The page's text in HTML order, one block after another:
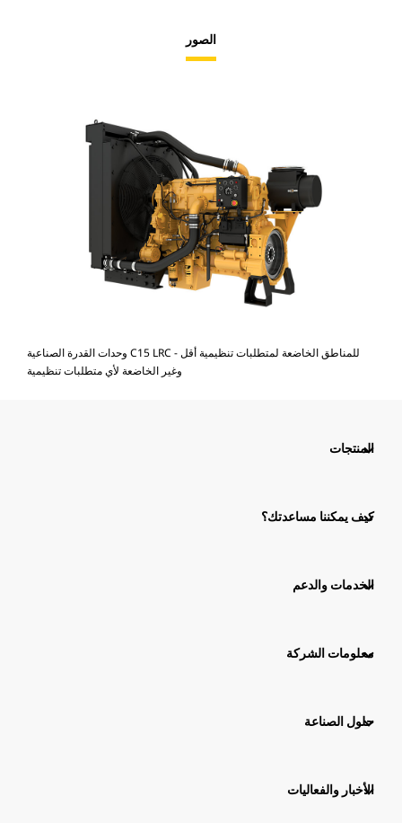
الصور
وحدات القدرة الصناعية C15 LRC - للمناطق الخاضعة لمتطلبات تنظيمية أقل
وغير الخاضعة لأي متطلبات تنظيمية
المنتجات
كيف يمكننا مساعدتك؟
الخدمات والدعم
معلومات الشركة
حلول الصناعة
الأخبار والفعاليات